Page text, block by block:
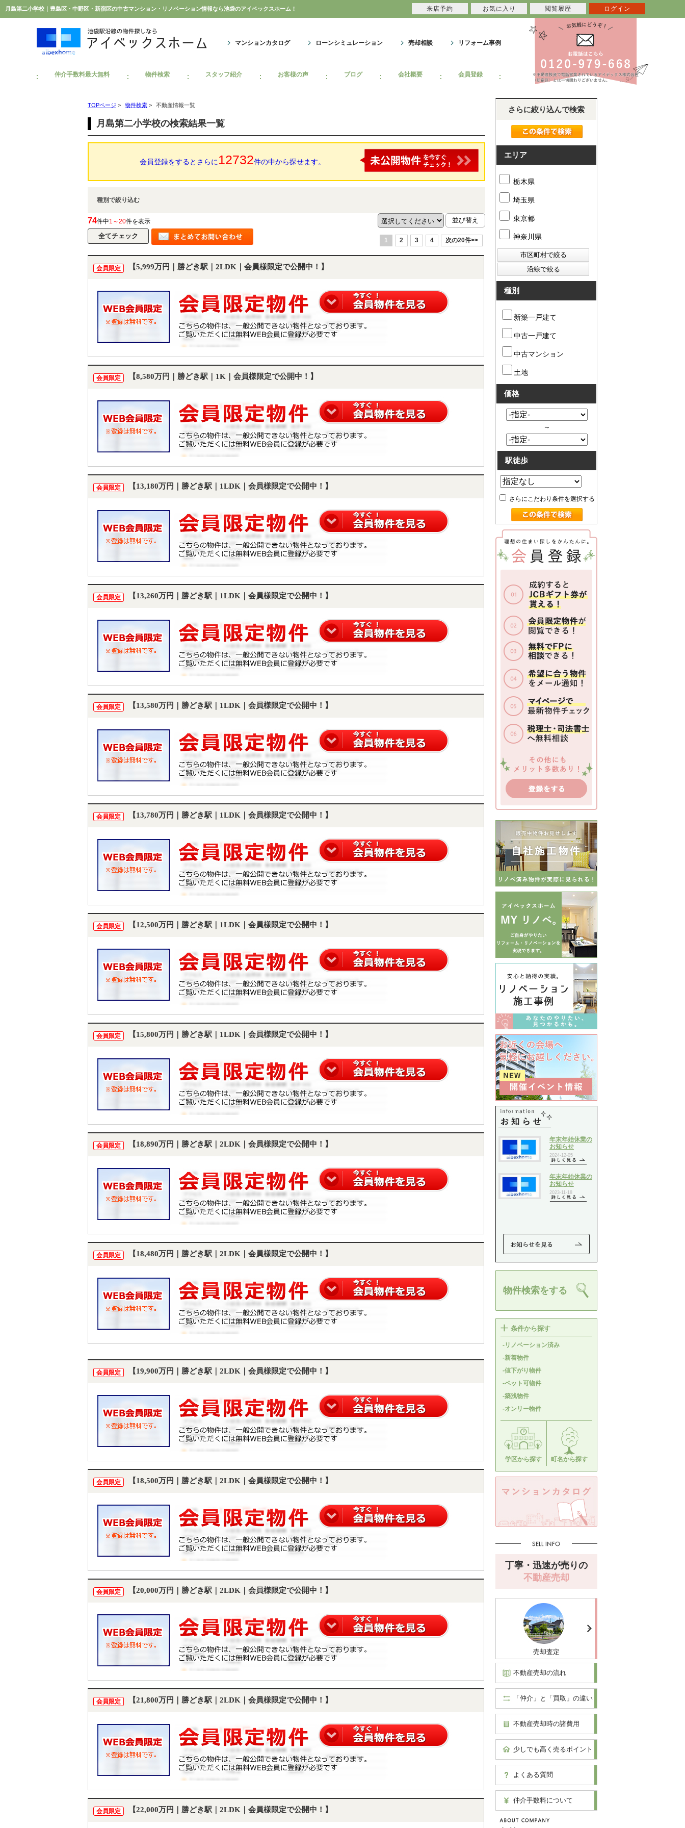
月島第二小学校｜豊島区・中野区・新宿区の中古マンション・リノベーション情報なら池袋のアイベックスホーム！
マンションカタログ ローンシミュレーション 売却相談 リフォーム事例
仲介手数料最大無料 物件検索 スタッフ紹介 お客様の声 ブログ 会社概要 会員登録
TOPページ > 物件検索 > 不動産情報一覧
月島第二小学校の検索結果一覧
会員登録をするとさらに 12732件の中から探せます。
種別で絞り込む
74件中1～20件を表示
1 2 3 4 次の20件>>
会員限定 【5,999万円｜勝どき駅｜2LDK｜会員様限定で公開中！】
会員限定 【8,580万円｜勝どき駅｜1K｜会員様限定で公開中！】
会員限定 【13,180万円｜勝どき駅｜1LDK｜会員様限定で公開中！】
会員限定 【13,260万円｜勝どき駅｜1LDK｜会員様限定で公開中！】
会員限定 【13,580万円｜勝どき駅｜1LDK｜会員様限定で公開中！】
会員限定 【13,780万円｜勝どき駅｜1LDK｜会員様限定で公開中！】
会員限定 【12,500万円｜勝どき駅｜1LDK｜会員様限定で公開中！】
会員限定 【15,800万円｜勝どき駅｜1LDK｜会員様限定で公開中！】
会員限定 【18,890万円｜勝どき駅｜2LDK｜会員様限定で公開中！】
会員限定 【18,480万円｜勝どき駅｜2LDK｜会員様限定で公開中！】
会員限定 【19,900万円｜勝どき駅｜2LDK｜会員様限定で公開中！】
会員限定 【18,500万円｜勝どき駅｜2LDK｜会員様限定で公開中！】
会員限定 【20,000万円｜勝どき駅｜2LDK｜会員様限定で公開中！】
会員限定 【21,800万円｜勝どき駅｜2LDK｜会員様限定で公開中！】
会員限定 【22,000万円｜勝どき駅｜2LDK｜会員様限定で公開中！】
さらに絞り込んで検索
エリア
栃木県
埼玉県
東京都
神奈川県
種別
新築一戸建て
中古一戸建て
中古マンション
土地
価格
～
駅徒歩
さらにこだわり条件を選択する
物件検索をする
条件から探す
-リノベーション済み
-新着物件
-値下がり物件
-ペット可物件
-築浅物件
-オンリー物件
学区から探す 町名から探す
丁寧・迅速が売りの
不動産売却
売却査定
不動産売却の流れ
「仲介」と「買取」の違い
不動産売却時の諸費用
少しでも高く売るポイント
よくある質問
仲介手数料について
来店予約 お気に入り 閲覧履歴 ログイン